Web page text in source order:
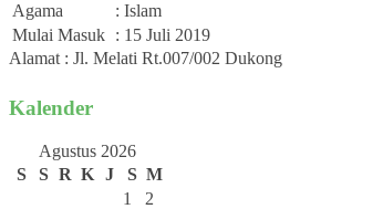
Agama
: Islam
Mulai Masuk : 15 Juli 2019
Alamat : Jl. Melati Rt.007/002 Dukong
Kalender
Agustus 2026
S
S R K J S M
1
2